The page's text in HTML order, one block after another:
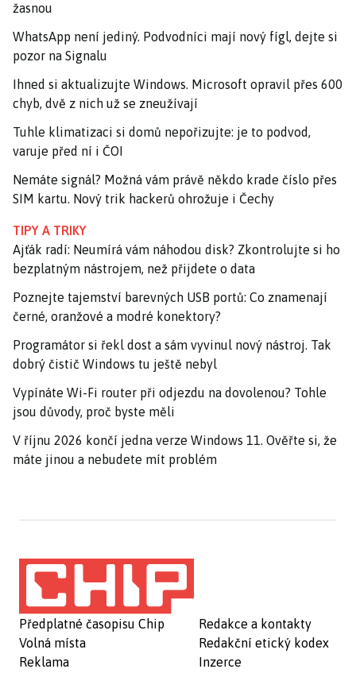
žasnou
WhatsApp není jediný. Podvodníci mají nový fígl, dejte si
pozor na Signalu
Ihned si aktualizujte Windows. Microsoft opravil přes 600
chyb, dvě z nich už se zneužívají
Tuhle klimatizaci si domů nepořizujte: je to podvod,
varuje před ní i ČOI
Nemáte signál? Možná vám právě někdo krade číslo přes
SIM kartu. Nový trik hackerů ohrožuje i Čechy
TIPY A TRIKY
Ajťák radí: Neumírá vám náhodou disk? Zkontrolujte si ho
bezplatným nástrojem, než přijdete o data
Poznejte tajemství barevných USB portů: Co znamenají
černé, oranžové a modré konektory?
Programátor si řekl dost a sám vyvinul nový nástroj. Tak
dobrý čistič Windows tu ještě nebyl
Vypínáte Wi-Fi router při odjezdu na dovolenou? Tohle
jsou důvody, proč byste měli
V říjnu 2026 končí jedna verze Windows 11. Ověřte si, že
máte jinou a nebudete mít problém
Předplatné časopisu Chip
Volná místa
Reklama
Redakce a kontakty
Redakční etický kodex
Inzerce